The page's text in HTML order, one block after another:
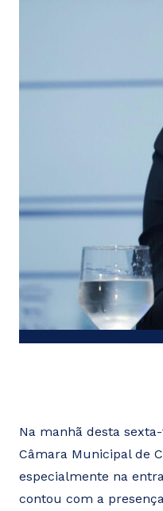
Na manhã desta
Câmara Municipal de
especialmente na
contou com a